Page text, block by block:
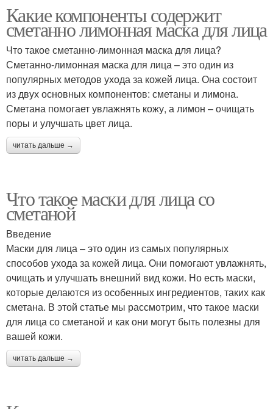
Какие компоненты содержит
сметанно лимонная маска для лица
Что такое сметанно-лимонная маска для лица?
Сметанно-лимонная маска для лица – это один из
популярных методов ухода за кожей лица. Она состоит
из двух основных компонентов: сметаны и лимона.
Сметана помогает увлажнять кожу, а лимон – очищать
поры и улучшать цвет лица.
читать дальше →
Что такое маски для лица со
сметаной
Введение
Маски для лица – это один из самых популярных
способов ухода за кожей лица. Они помогают увлажнять,
очищать и улучшать внешний вид кожи. Но есть маски,
которые делаются из особенных ингредиентов, таких как
сметана. В этой статье мы рассмотрим, что такое маски
для лица со сметаной и как они могут быть полезны для
вашей кожи.
читать дальше →